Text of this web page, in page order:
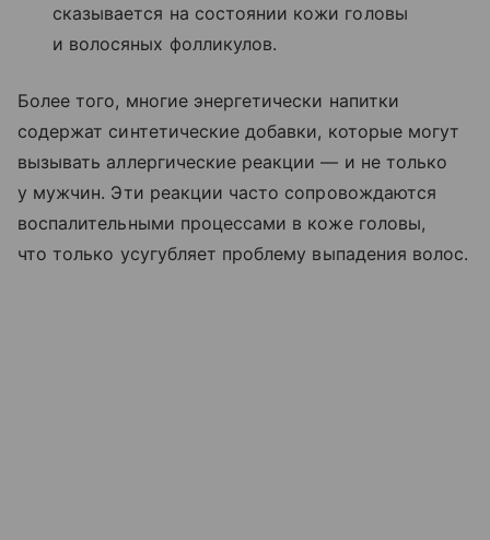
сказывается на состоянии кожи головы
и волосяных фолликулов.
Более того, многие энергетически напитки
содержат синтетические добавки, которые могут
вызывать аллергические реакции — и не только
у мужчин. Эти реакции часто сопровождаются
воспалительными процессами в коже головы,
что только усугубляет проблему выпадения волос.